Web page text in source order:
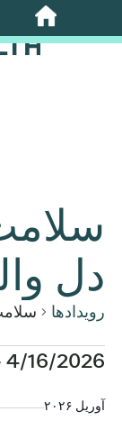
پرش
به
دل
رویدادها
رویدادها
4/16/2026
را
آوریل ۲۰۲۶